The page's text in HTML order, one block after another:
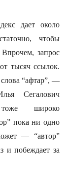
дает около
чтобы
запрос
тысяч ссылок.
“афтар”, —
Сегалович
тоже широко
пока ни одно
— “автор”
и побеждает за